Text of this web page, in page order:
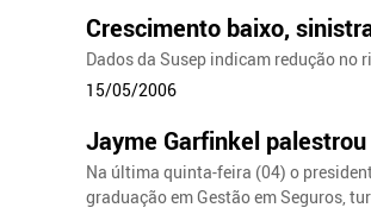
Crescimento baixo,
Dados da Susep indicam redução no
15/05/2006
Jayme Garfinkel
Na última quinta-feira (04) o
graduação em Gestão em Seguros,